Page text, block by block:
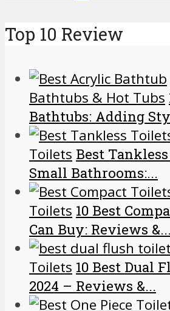
Top 10 Review
Bathtubs & Hot Tubs
Bathtubs: Adding
Toilets Best
Small Bathrooms:...
Toilets 10 Best
Can Buy: Reviews &...
Toilets 10 Best Dual
2024 – Reviews &...